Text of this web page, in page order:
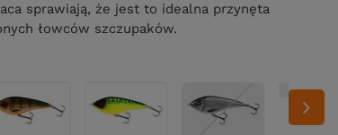
sprawiają, że jest to idealna przynęta
łowców szczupaków.